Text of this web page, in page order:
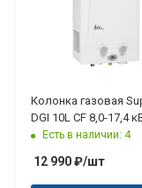
Колонка газовая
DGI 10L CF 8,0-17,4
Есть в наличии: 4
12 990₽/шт